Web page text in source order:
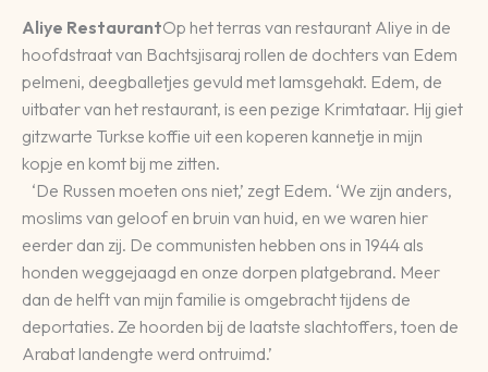
Aliye RestaurantOp het terras van restaurant Aliye in de
hoofdstraat van Bachtsjisaraj rollen de dochters van Edem
pelmeni, deegballetjes gevuld met lamsgehakt. Edem, de
uitbater van het restaurant, is een pezige Krimtataar. Hij giet
gitzwarte Turkse koffie uit een koperen kannetje in mijn
kopje en komt bij me zitten.
‘De Russen moeten ons niet,’ zegt Edem. ‘We zijn anders,
moslims van geloof en bruin van huid, en we waren hier
eerder dan zij. De communisten hebben ons in 1944 als
honden weggejaagd en onze dorpen platgebrand. Meer
dan de helft van mijn familie is omgebracht tijdens de
deportaties. Ze hoorden bij de laatste slachtoffers, toen de
Arabat landengte werd ontruimd.’